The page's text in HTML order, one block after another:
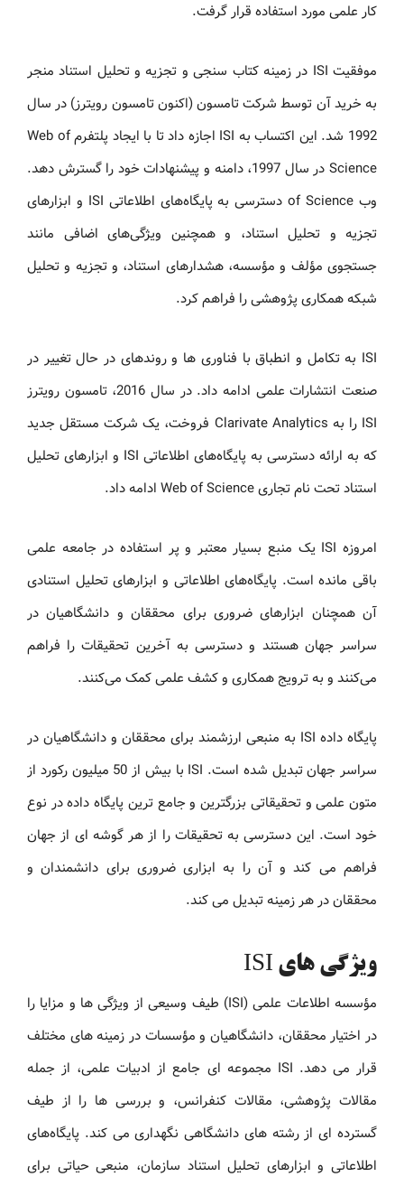
کار علمی مورد استفاده قرار گرفت.
موفقیت ISI در زمینه کتاب سنجی و تجزیه و تحلیل استناد منجر
به خرید آن توسط شرکت تامسون (اکنون تامسون رویترز) در سال
1992 شد. این اکتساب به ISI اجازه داد تا با ایجاد پلتفرم Web of
Science در سال 1997، دامنه و پیشنهادات خود را گسترش دهد.
وب of Science دسترسی به پایگاه‌های اطلاعاتی ISI و ابزارهای
تجزیه و تحلیل استناد، و همچنین ویژگی‌های اضافی مانند
جستجوی مؤلف و مؤسسه، هشدارهای استناد، و تجزیه و تحلیل
شبکه همکاری پژوهشی را فراهم کرد.
ISI به تکامل و انطباق با فناوری ها و روندهای در حال تغییر در
صنعت انتشارات علمی ادامه داد. در سال 2016، تامسون رویترز
ISI را به Clarivate Analytics فروخت، یک شرکت مستقل جدید
که به ارائه دسترسی به پایگاه‌های اطلاعاتی ISI و ابزارهای تحلیل
استناد تحت نام تجاری Web of Science ادامه داد.
امروزه ISI یک منبع بسیار معتبر و پر استفاده در جامعه علمی
باقی مانده است. پایگاه‌های اطلاعاتی و ابزارهای تحلیل استنادی
آن همچنان ابزارهای ضروری برای محققان و دانشگاهیان در
سراسر جهان هستند و دسترسی به آخرین تحقیقات را فراهم
می‌کنند و به ترویج همکاری و کشف علمی کمک می‌کنند.
پایگاه داده ISI به منبعی ارزشمند برای محققان و دانشگاهیان در
سراسر جهان تبدیل شده است. ISI با بیش از 50 میلیون رکورد از
متون علمی و تحقیقاتی بزرگترین و جامع ترین پایگاه داده در نوع
خود است. این دسترسی به تحقیقات را از هر گوشه ای از جهان
فراهم می کند و آن را به ابزاری ضروری برای دانشمندان و
محققان در هر زمینه تبدیل می کند.
ویژگی های ISI
مؤسسه اطلاعات علمی (ISI) طیف وسیعی از ویژگی ها و مزایا را
در اختیار محققان، دانشگاهیان و مؤسسات در زمینه های مختلف
قرار می دهد. ISI مجموعه ای جامع از ادبیات علمی، از جمله
مقالات پژوهشی، مقالات کنفرانس، و بررسی ها را از طیف
گسترده ای از رشته های دانشگاهی نگهداری می کند. پایگاه‌های
اطلاعاتی و ابزارهای تحلیل استناد سازمان، منبعی حیاتی برای